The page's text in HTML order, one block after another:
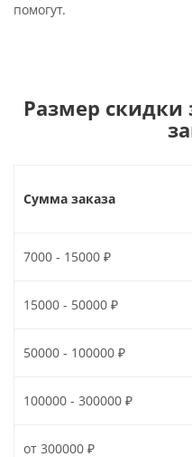
помогут.
Размер скидки
Сумма заказа
7000 - 15000 ₽
15000 - 50000 ₽
50000 - 100000 ₽
100000 - 300000 ₽
от 300000 ₽